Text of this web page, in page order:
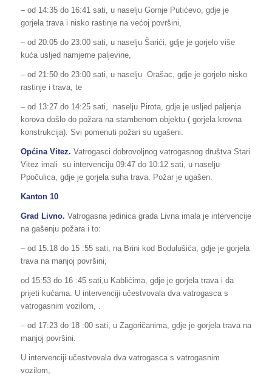
– od 14:35 do 16:41 sati, u naselju Gornje Putićevo, gdje je
gorjela trava i nisko rastinje na većoj površini,
– od 20:05 do 23:00 sati, u naselju Šarići, gdje je gorjelo više
kuća usljed namjerne paljevine,
– od 21:50 do 23:00 sati, u naselju Orašac, gdje je gorjelo nisko
rastinje i trava, te
– od 13:27 do 14:25 sati, naselju Pirota, gdje je usljed paljenja
korova došlo do požara na stambenom objektu ( gorjela krovna
konstrukcija). Svi pomenuti požari su ugašeni.
Općina Vitez. Vatrogasci dobrovoljnog vatrogasnog društva Stari
Vitez imali su intervenciju 09:47 do 10:12 sati, u naselju
Ppočulica, gdje je gorjela suha trava. Požar je ugašen.
Kanton 10
Grad Livno. Vatrogasna jedinica grada Livna imala je intervencije
na gašenju požara i to:
– od 15:18 do 15 :55 sati, na Brini kod Bodulušića, gdje je gorjela
trava na manjoj površini,
od 15:53 do 16 :45 sati,u Kablićima, gdje je gorjela trava i da
prijeti kućama. U intervenciji učestvovala dva vatrogasca s
vatrogasnim vozilom, .
– od 17:23 do 18 :00 sati, u Zagoričanima, gdje je gorjela trava na
manjoj površini.
U intervenciji učestvovala dva vatrogasca s vatrogasnim
vozilom,